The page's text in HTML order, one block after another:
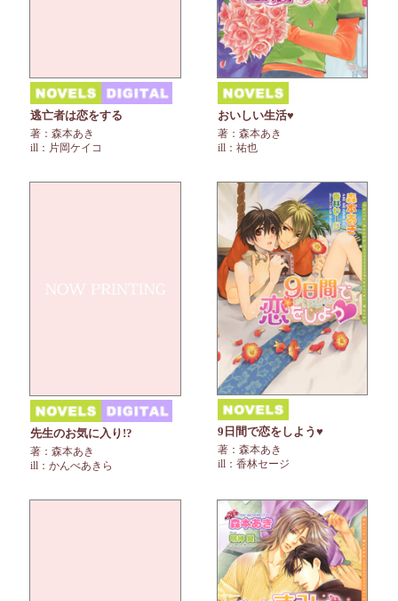
逃亡者は恋をする
著：森本あき
ill：片岡ケイコ
おいしい生活♥
著：森本あき
ill：祐也
先生のお気に入り!?
著：森本あき
ill：かんべあきら
9日間で恋をしよう♥
著：森本あき
ill：香林セージ